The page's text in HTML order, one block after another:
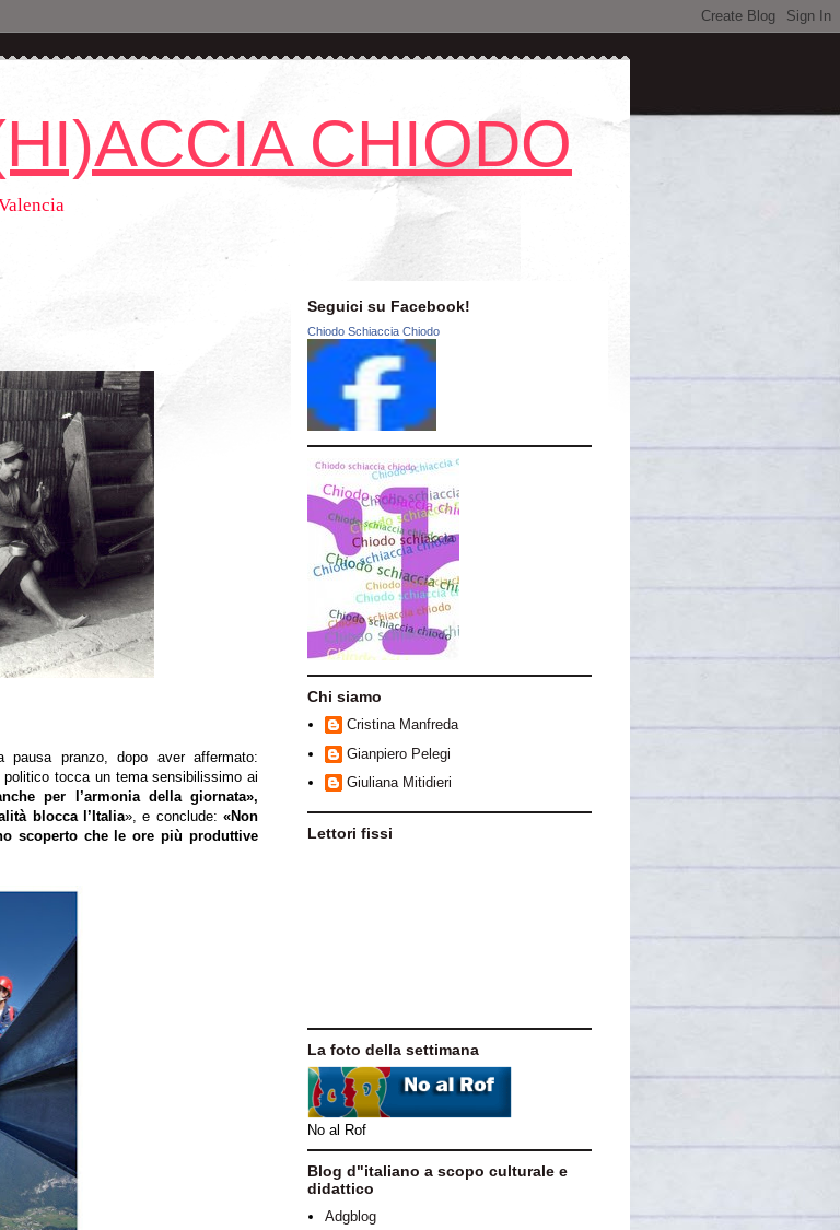
CHIODO
pausa pranzo, dopo aver affermato:
Il politico tocca un tema sensibilissimo ai
per l’armonia della giornata»,
blocca l’Italia», e conclude: «Non
scoperto che le ore più produttive
Seguici su Facebook!
Chiodo Schiaccia Chiodo
Chi siamo
Cristina Manfreda
Gianpiero Pelegi
Giuliana Mitidieri
Lettori fissi
La foto della settimana
No al Rof
Blog d"italiano a scopo culturale e
didattico
Adgblog